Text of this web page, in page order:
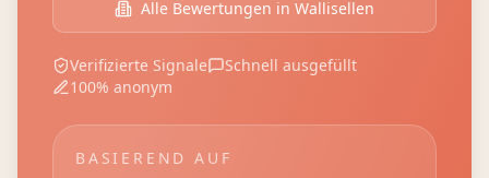
Alle Bewertungen in Wallisellen
Verifizierte Signale
Schnell ausgefüllt
100% anonym
BASIEREND AUF